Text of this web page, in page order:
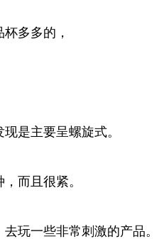
多多的，
是主要呈螺旋式。
而且很紧。
玩一些非常刺激的产品。